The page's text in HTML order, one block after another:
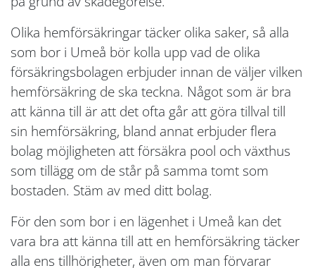
Olika hemförsäkringar täcker olika saker, så alla
som bor i Umeå bör kolla upp vad de olika
försäkringsbolagen erbjuder innan de väljer vilken
hemförsäkring de ska teckna. Något som är bra
att känna till är att det ofta går att göra tillval till
sin hemförsäkring, bland annat erbjuder flera
bolag möjligheten att försäkra pool och växthus
som tillägg om de står på samma tomt som
bostaden. Stäm av med ditt bolag.
För den som bor i en lägenhet i Umeå kan det
vara bra att känna till att en hemförsäkring täcker
alla ens tillhörigheter, även om man förvarar